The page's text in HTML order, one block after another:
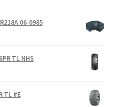
06-0985
TL NHS
TL #E